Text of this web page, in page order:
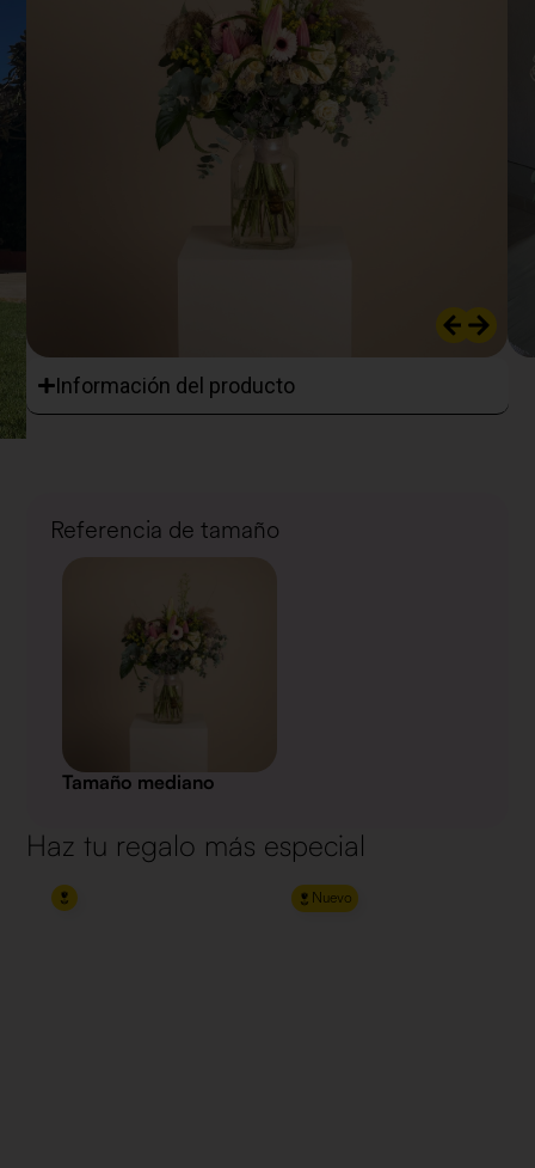
Información del producto
Referencia de tamaño
Tamaño mediano
Haz tu regalo más especial
Nuevo